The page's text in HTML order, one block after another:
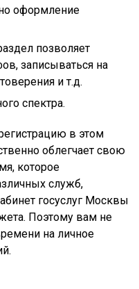
оформление
позволяет
записываться на
и т.д.
спектра.
в этом
облегчает свою
которое
служб,
госуслуг Москвы
Поэтому вам не
на личное